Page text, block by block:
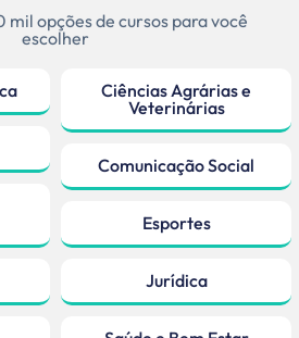
mil opções de cursos para você
escolher
Ciências Agrárias e
Veterinárias
Comunicação Social
Esportes
Jurídica